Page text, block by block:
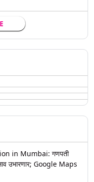
in Mumbai: गणपती
उभारणार; Google Maps